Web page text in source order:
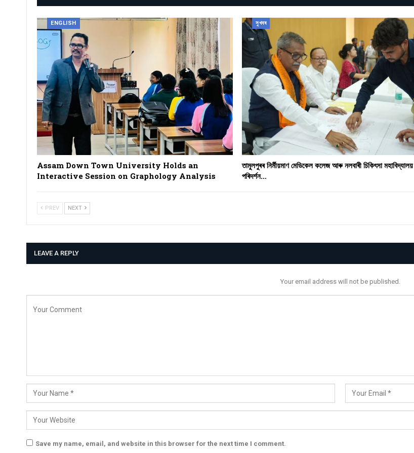
ENGLISH
Assam Down Town University Holds an
Interactive Session on Graphology Analysis
সুখবৰ
তামুলপুৰৰ নিৰ্মীয়মাণ মেডিকেল কলেজ আৰু নলবাৰী চিকিৎসা মহাবিদ্যালয়
পৰিদৰ্শন…
PREV NEXT
LEAVE A REPLY
Your email address will not be published.
Save my name, email, and website in this browser for the next time I comment.